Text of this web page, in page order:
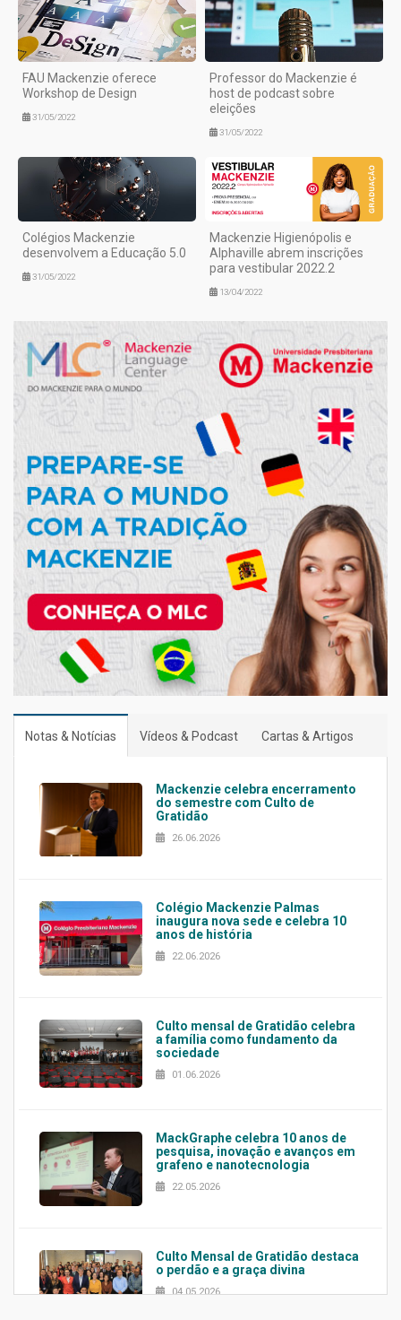
FAU Mackenzie oferece
Workshop de Design
31/05/2022
Professor do Mackenzie é
host de podcast sobre
eleições
31/05/2022
Colégios Mackenzie
desenvolvem a Educação 5.0
31/05/2022
Mackenzie Higienópolis e
Alphaville abrem inscrições
para vestibular 2022.2
13/04/2022
Notas & Notícias Vídeos & Podcast Cartas & Artigos
Mackenzie celebra encerramento
do semestre com Culto de
Gratidão
26.06.2026
Colégio Mackenzie Palmas
inaugura nova sede e celebra 10
anos de história
22.06.2026
Culto mensal de Gratidão celebra
a família como fundamento da
sociedade
01.06.2026
MackGraphe celebra 10 anos de
pesquisa, inovação e avanços em
grafeno e nanotecnologia
22.05.2026
Culto Mensal de Gratidão destaca
o perdão e a graça divina
04.05.2026